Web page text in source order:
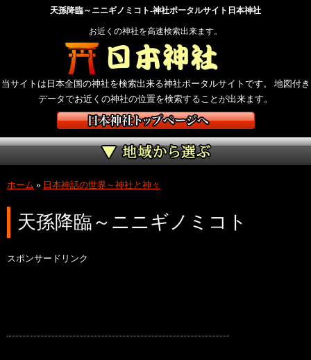
天孫降臨～ニニギノミコト-神社ポータルサイト日本神社
お近くの神社を高速検索出来ます。
当サイトは日本全国の神社を検索出来る神社ポータルサイトです。 地図付き
データでお近くの神社の位置を検索することが出来ます。
ホーム » 日本神話の世界～神社と神々
天孫降臨～ニニギノミコト
スポンサードリンク